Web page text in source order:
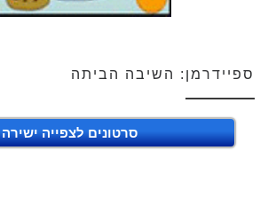
ספיידרמן: השיבה הביתה
סרטונים לצפייה ישירה